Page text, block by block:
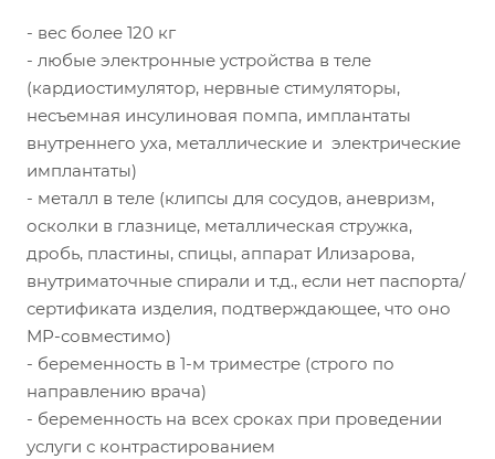
- вес более 120 кг
- любые электронные устройства в теле
(кардиостимулятор, нервные стимуляторы,
несъемная инсулиновая помпа, имплантаты
внутреннего уха, металлические и электрические
имплантаты)
- металл в теле (клипсы для сосудов, аневризм,
осколки в глазнице, металлическая стружка,
дробь, пластины, спицы, аппарат Илизарова,
внутриматочные спирали и т.д., если нет паспорта/
сертификата изделия, подтверждающее, что оно
МР-совместимо)
- беременность в 1-м триместре (строго по
направлению врача)
- беременность на всех сроках при проведении
услуги с контрастированием